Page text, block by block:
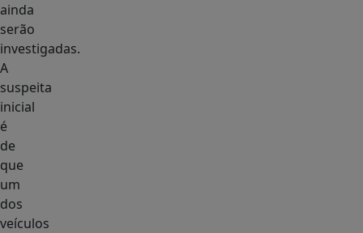
ainda
serão
investigadas.
A
suspeita
inicial
é
de
que
um
dos
veículos